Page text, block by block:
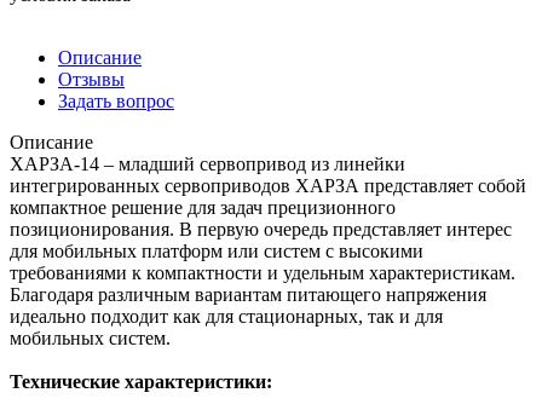
Описание
Отзывы
Задать вопрос
Описание
ХАРЗА-14 – младший сервопривод из линейки
интегрированных сервоприводов ХАРЗА представляет собой
компактное решение для задач прецизионного
позиционирования. В первую очередь представляет интерес
для мобильных платформ или систем с высокими
требованиями к компактности и удельным характеристикам.
Благодаря различным вариантам питающего напряжения
идеально подходит как для стационарных, так и для
мобильных систем.
Технические характеристики: